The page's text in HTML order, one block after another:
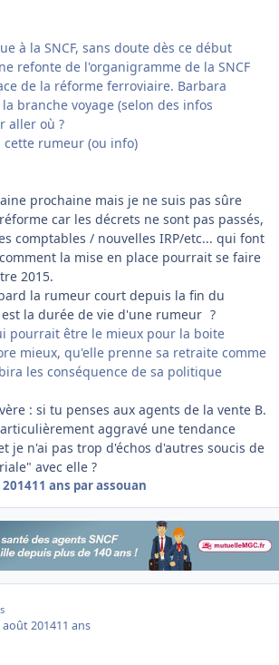
à la SNCF, sans doute dès ce début
refonte de l'organigramme de la SNCF
de la réforme ferroviaire. Barbara
branche voyage (selon des infos
aller où ?
cette rumeur (ou info)
prochaine mais je ne suis pas sûre
car les décrets ne sont pas passés,
comptables / nouvelles IRP/etc... qui font
la mise en place pourrait se faire
2015.
la rumeur court depuis la fin du
la durée de vie d'une rumeur ?
pourrait être le mieux pour la boite
mieux, qu'elle prenne sa retraite comme
les conséquence de sa politique
: si tu penses aux agents de la vente B.
aggravé une tendance
je n'ai pas trop d'échos d'autres soucis de
avec elle ?
11 ans par assouan
août 201411 ans